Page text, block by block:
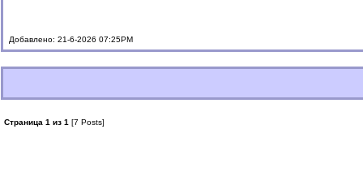
Добавлено: 21-6-2026 07:25PM
Страница 1 из 1 [7 Posts]